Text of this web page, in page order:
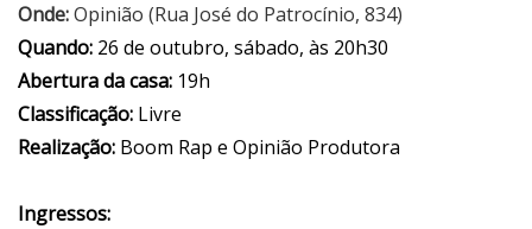
Onde:Opinião (Rua José do Patrocínio, 834)
Quando: 26 de outubro, sábado, às 20h30
Abertura da casa: 19h
Classificação: Livre
Realização: Boom Rap e Opinião Produtora
Ingressos: